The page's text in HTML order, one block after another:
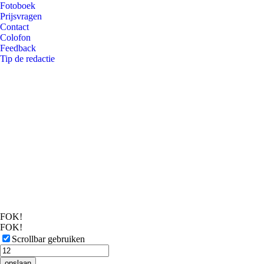
Fotoboek
Prijsvragen
Contact
Colofon
Feedback
Tip de redactie
FOK!
FOK!
Scrollbar gebruiken